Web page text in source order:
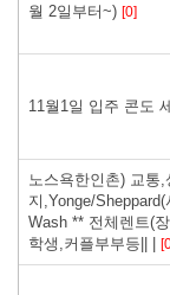
월 2일부터~) [0]
11월1일 입주 콘도
노스욕한인촌) 교통
지,Yonge/
Wash ** 전체렌트(
학생,커플부부등|| |